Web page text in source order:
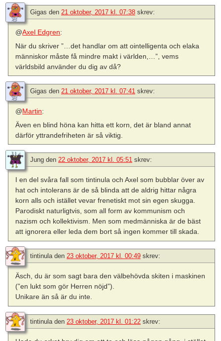
Gigas den 21 oktober, 2017 kl. 07:38 skrev:
@Axel Edgren:
När du skriver ”…det handlar om att ointelligenta och elaka
människor måste få mindre makt i världen,…”, vems
världsbild använder du dig av då?
Gigas den 21 oktober, 2017 kl. 07:41 skrev:
@Martin:
Även en blind höna kan hitta ett korn, det är bland annat
därför yttrandefriheten är så viktig.
Jung den 22 oktober, 2017 kl. 05:51 skrev:
I en del svåra fall som tintinula och Axel som bubblar över av
hat och intolerans är de så blinda att de aldrig hittar några
korn alls och istället vevar frenetiskt mot sin egen skugga.
Parodiskt naturligtvis, som all form av kommunism och
nazism och kollektivism. Men som medmänniska är de bäst
att ignorera eller leda dem bort så ingen kommer till skada.
tintinuladen 23 oktober, 2017 kl. 00:49 skrev:
Äsch, du är som sagt bara den välbehövda skiten i maskinen
(”en lukt som gör Herren nöjd”).
Unikare än så är du inte.
tintinula den 23 oktober, 2017 kl. 01:22 skrev: